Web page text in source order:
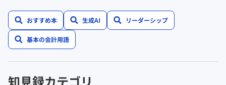
おすすめ本 生成AI リーダーシップ
基本の会計用語
知見録カテゴリ